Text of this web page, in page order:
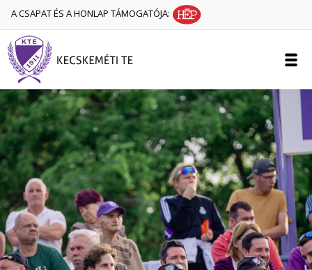
A CSAPAT ÉS A HONLAP TÁMOGATÓJA: